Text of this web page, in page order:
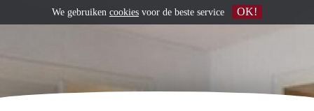
We gebruiken cookies voor de beste service OK!